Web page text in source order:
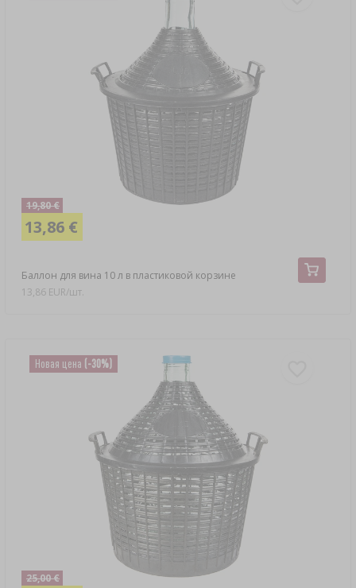
Баллон для вина 10 л в пластиковой корзине
19,80 €
13,86 €
13,86 EUR/шт.
Новая цена (-30%)
25,00 €